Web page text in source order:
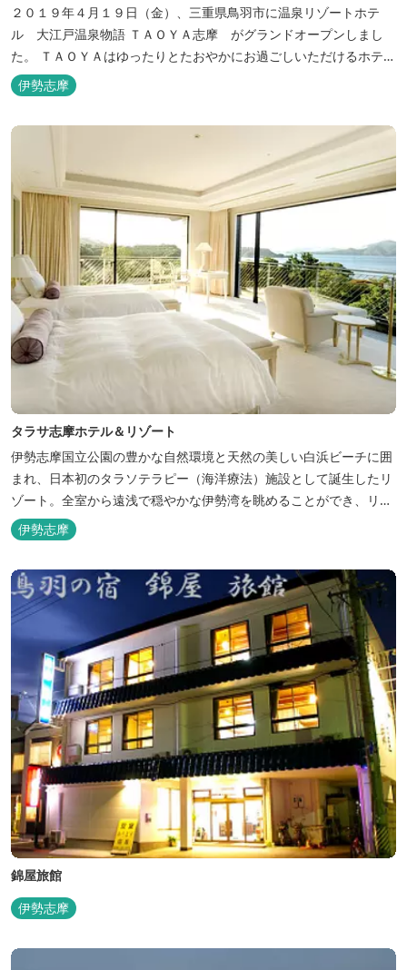
２０１９年４月１９日（金）、三重県鳥羽市に温泉リゾートホテ
ル 大江戸温泉物語 ＴＡＯＹＡ志摩 がグランドオープンしまし
た。 ＴＡＯＹＡはゆったりとたおやかにお過ごしいただけるホテル
を目指し、カキの産地の鳥羽市浦村町にオープンしました。 目の前
は太平洋に注ぐ伊勢湾の海の風景が広がり、後背は山に囲まれ、自
然豊かな環境で、正にゆったりとたおやかに時が流れています。
伊勢志摩
タラサ志摩ホテル＆リゾート
伊勢志摩国立公園の豊かな自然環境と天然の美しい白浜ビーチに囲
まれ、日本初のタラソテラピー（海洋療法）施設として誕生したリ
ゾート。全室から遠浅で穏やかな伊勢湾を眺めることができ、リラ
ックスした滞在をお楽しみいただけます。滞在中は、目の前の海か
らきれいな海水を引き込み、24時間以内に新鮮な状態で使用するタ
ラソテラピーや、季節の海の幸を楽しめるフレンチと日本料理が堪
能できます。
伊勢志摩
錦屋旅館
伊勢志摩